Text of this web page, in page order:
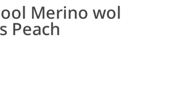
Merino wol
Peach